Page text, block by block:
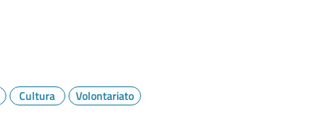
Cultura Volontariato